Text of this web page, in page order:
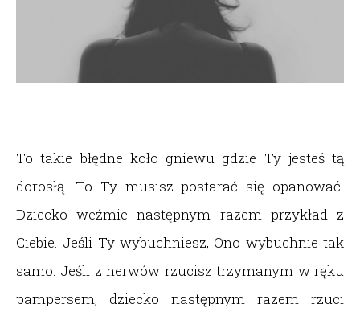
To takie błędne koło gniewu gdzie Ty jesteś tą
dorosłą. To Ty musisz postarać się opanować.
Dziecko weźmie następnym razem przykład z
Ciebie. Jeśli Ty wybuchniesz, Ono wybuchnie tak
samo. Jeśli z nerwów rzucisz trzymanym w ręku
pampersem, dziecko następnym razem rzuci